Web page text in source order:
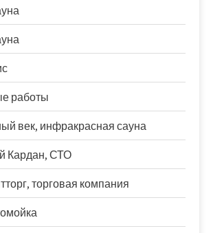
работы
век, инфракрасная сауна
Кардан, СТО
торговая компания